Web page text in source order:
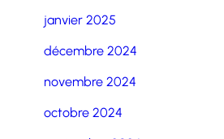
janvier 2025
décembre 2024
novembre 2024
octobre 2024